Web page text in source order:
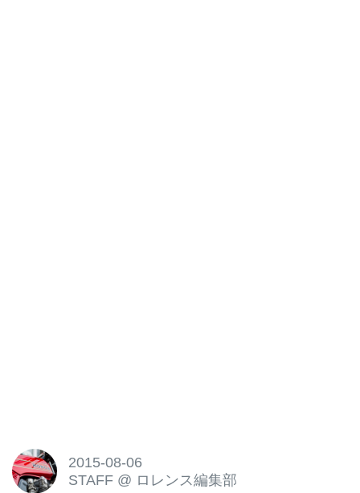
2015-08-06
STAFF @ ロレンス編集部